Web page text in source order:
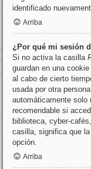
identificado
Arriba
¿Por qué mi sesión
Si no activa la casilla
guardan en una
al cabo de cierto
usada por otra
automáticamente solo
recomendable si
biblioteca, cyber-
casilla, significa que
opción.
Arriba